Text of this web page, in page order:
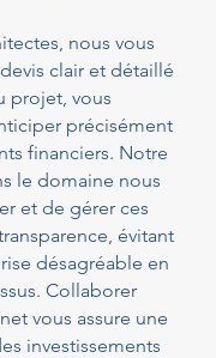
nous vous
clair et détaillé
projet, vous
précisément
financiers. Notre
le domaine nous
et de gérer ces
évitant
désagréable en
Collaborer
vous assure une
investissements